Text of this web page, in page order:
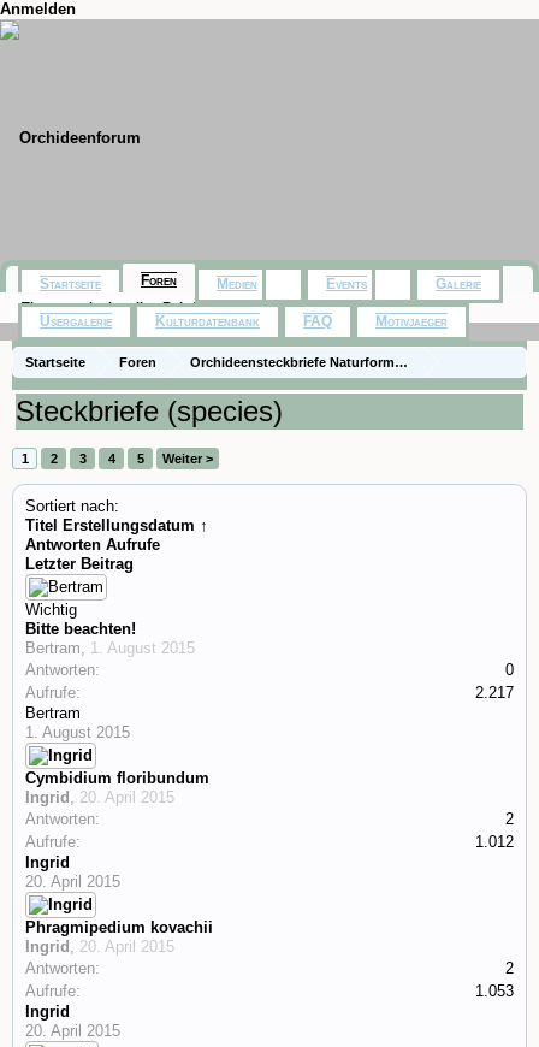
Anmelden
Startseite Foren Orchideensteckbriefe Naturformen)
Steckbriefe (species)
1 2 3 4 5 Weiter >
Sortiert nach:
Titel
Erstellungsdatum ↑
Antworten Aufrufe
Letzter Beitrag
Wichtig
Bitte beachten!
Bertram, 1. August 2015
Antworten:
0
Aufrufe:
2.217
Bertram
1. August 2015
Cymbidium floribundum
Ingrid , 20. April 2015
Antworten:
2
Aufrufe:
1.012
Ingrid
20. April 2015
Phragmipedium kovachii
Ingrid , 20. April 2015
Antworten:
2
Aufrufe:
1.053
Ingrid
20. April 2015
Startseite Foren
Themen mit aktuellen Beiträgen
Medien Events Galerie
Usergalerie Kulturdatenbank FAQ Motivjaeger